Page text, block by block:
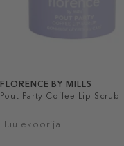
FLORENCE BY MILLS
Pout Party Coffee Lip Scrub
Huulekoorija